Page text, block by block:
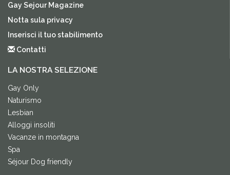
Gay Sejour Magazine
Notta sula privacy
Inserisci il tuo stabilimento
Contatti
LA NOSTRA SELEZIONE
Gay Only
Naturismo
Lesbian
Alloggi insoliti
Vacanze in montagna
Spa
Séjour Dog friendly